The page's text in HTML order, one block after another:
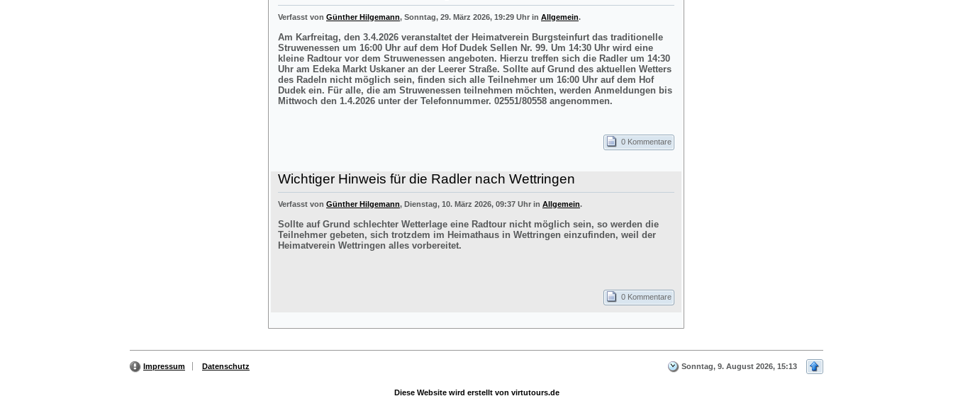
Verfasst von Günther Hilgemann, Sonntag, 29. März 2026, 19:29 Uhr in Allgemein.
Am Karfreitag, den 3.4.2026 veranstaltet der Heimatverein Burgsteinfurt das traditionelle
Struwenessen um 16:00 Uhr auf dem Hof Dudek Sellen Nr. 99. Um 14:30 Uhr wird eine
kleine Radtour vor dem Struwenessen angeboten. Hierzu treffen sich die Radler um 14:30
Uhr am Edeka Markt Uskaner an der Leerer Straße. Sollte auf Grund des aktuellen Wetters
des Radeln nicht möglich sein, finden sich alle Teilnehmer um 16:00 Uhr auf dem Hof
Dudek ein. Für alle, die am Struwenessen teilnehmen möchten, werden Anmeldungen bis
Mittwoch den 1.4.2026 unter der Telefonnummer. 02551/80558 angenommen.
0 Kommentare
Wichtiger Hinweis für die Radler nach Wettringen
Verfasst von Günther Hilgemann, Dienstag, 10. März 2026, 09:37 Uhr in Allgemein.
Sollte auf Grund schlechter Wetterlage eine Radtour nicht möglich sein, so werden die
Teilnehmer gebeten, sich trotzdem im Heimathaus in Wettringen einzufinden, weil der
Heimatverein Wettringen alles vorbereitet.
0 Kommentare
Impressum Datenschutz Sonntag, 9. August 2026, 15:13
Diese Website wird erstellt von virtutours.de